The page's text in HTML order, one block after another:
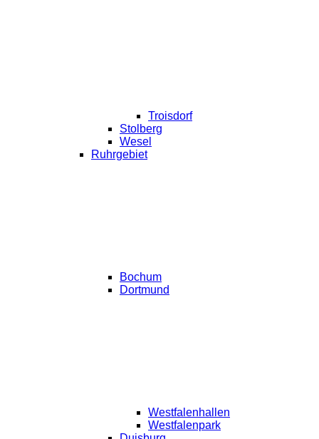
Troisdorf
Stolberg
Wesel
Ruhrgebiet
Bochum
Dortmund
Westfalenhallen
Westfalenpark